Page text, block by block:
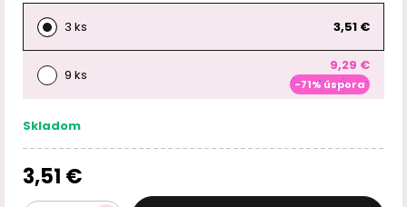
3 ks 3,51 €
9 ks
9,29 €
-71% úspora
Skladom
3,51 €